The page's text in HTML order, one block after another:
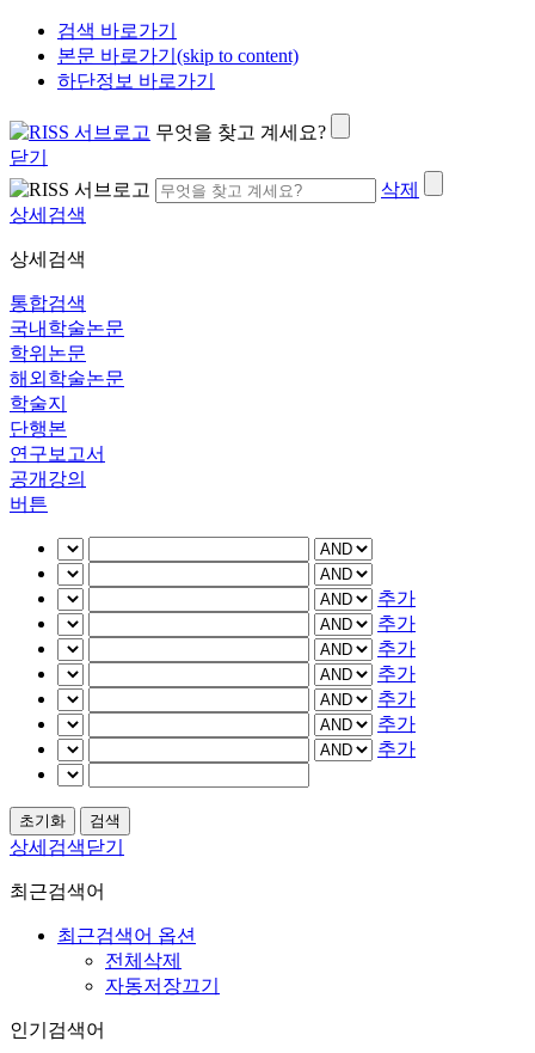
검색 바로가기
본문 바로가기(skip to content)
하단정보 바로가기
무엇을 찾고 계세요?
닫기
삭제
상세검색
상세검색
통합검색
국내학술논문
학위논문
해외학술논문
학술지
단행본
연구보고서
공개강의
버튼
추가
추가
추가
추가
추가
추가
추가
상세검색닫기
최근검색어
최근검색어 옵션
전체삭제
자동저장끄기
인기검색어